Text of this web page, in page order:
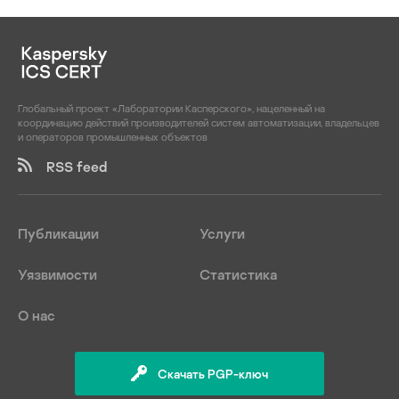
Глобальный проект «Лаборатории Касперского», нацеленный на
координацию действий производителей систем автоматизации, владельцев
и операторов промышленных объектов
RSS feed
Публикации Услуги
Уязвимости Статистика
О нас
Скачать PGP-ключ